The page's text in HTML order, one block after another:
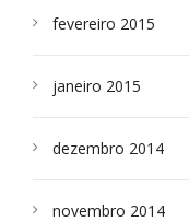
fevereiro 2015
janeiro 2015
dezembro 2014
novembro 2014